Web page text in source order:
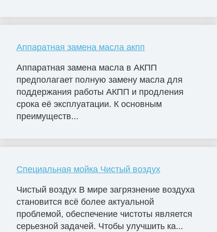
Аппаратная замена масла акпп
Аппаратная замена масла в АКПП
предполагает полную замену масла для
поддержания работы АКПП и продления
срока её эксплуатации. К основным
преимуществ...
Специальная мойка Чистый воздух
Чистый воздух В мире загрязнение воздуха
становится всё более актуальной
проблемой, обеспечение чистоты является
серьезной задачей. Чтобы улучшить ка...